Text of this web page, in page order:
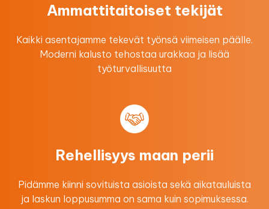
Ammattitaitoiset tekijät
Kaikki asentajamme tekevät työnsä viimeisen päälle.
Moderni kalusto tehostaa urakkaa ​ja lisää
työturvallisuutta
Rehellisyys maan perii
Pidämme kiinni sovituista asioista sekä aikatauluista
ja laskun loppusumma on sama kuin sopimuksessa.